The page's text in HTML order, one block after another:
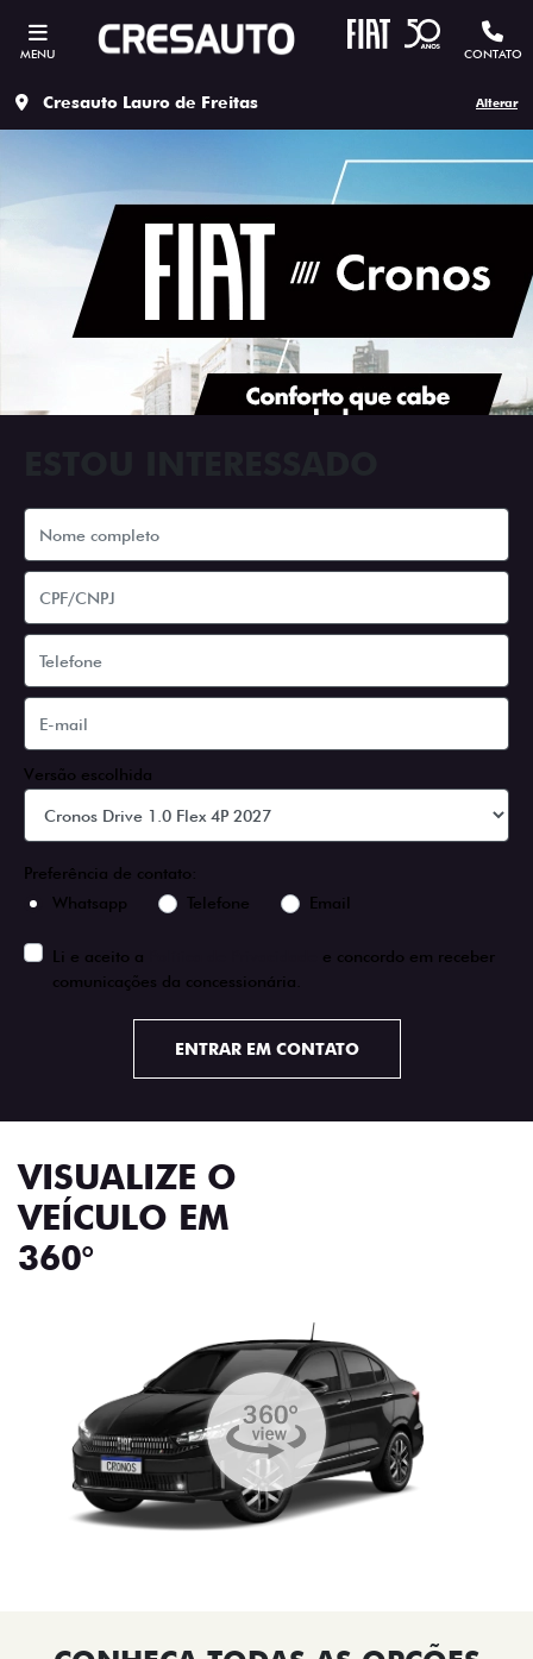
MENU CONTATO
Cresauto Lauro de Freitas Alterar
Versão escolhida
Preferência de contato:
Whatsapp
Telefone Email
Li e aceito a
e concordo em receber
comunicações da concessionária.
ENTRAR EM CONTATO
VISUALIZE O
VEÍCULO EM
360°